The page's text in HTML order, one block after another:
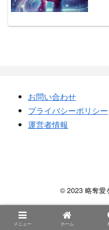
お問い合わせ
プライバシーポリシー
運営者情報
© 2023 略奪愛
メニュー ホーム